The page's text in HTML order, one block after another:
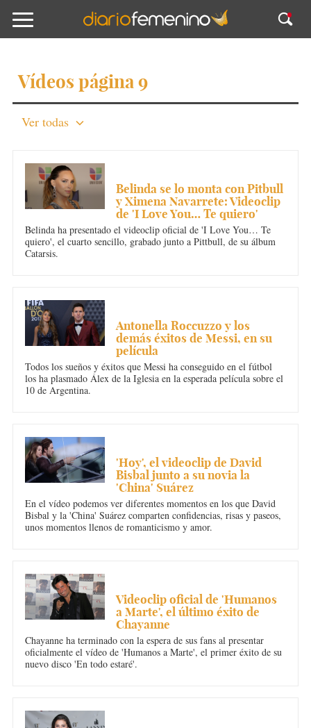
Vídeos página 9
Ver todas
Belinda se lo monta con Pitbull
y Ximena Navarrete: Videoclip
de 'I Love You… Te quiero'
Belinda ha presentado el videoclip oficial de 'I Love You… Te
quiero', el cuarto sencillo, grabado junto a Pittbull, de su álbum
Catarsis.
Antonella Roccuzzo y los
demás éxitos de Messi, en su
película
Todos los sueños y éxitos que Messi ha conseguido en el fútbol
los ha plasmado Álex de la Iglesia en la esperada película sobre el
10 de Argentina.
'Hoy', el videoclip de David
Bisbal junto a su novia la
'China' Suárez
En el vídeo podemos ver diferentes momentos en los que David
Bisbal y la 'China' Suárez comparten confidencias, risas y paseos,
unos momentos llenos de romanticismo y amor.
Videoclip oficial de 'Humanos
a Marte', el último éxito de
Chayanne
Chayanne ha terminado con la espera de sus fans al presentar
oficialmente el vídeo de 'Humanos a Marte', el primer éxito de su
nuevo disco 'En todo estaré'.